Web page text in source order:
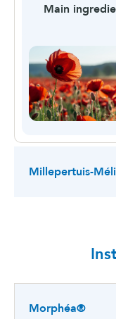
Main
Millepertuis-
Morphéa®